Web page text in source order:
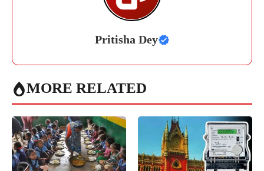
Pritisha Dey
MORE RELATED